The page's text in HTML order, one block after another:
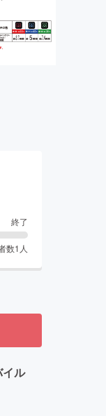
終了
数1 人
ル